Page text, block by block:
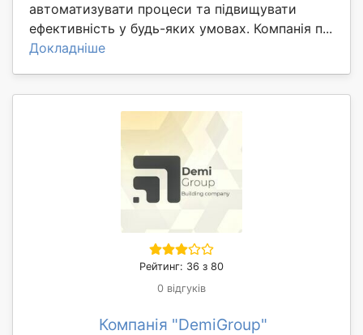
автоматизувати процеси та підвищувати
ефективність у будь-яких умовах. Компанія п...
Докладніше
Рейтинг: 36 з 80
0 відгуків
Компанія "DemiGroup"